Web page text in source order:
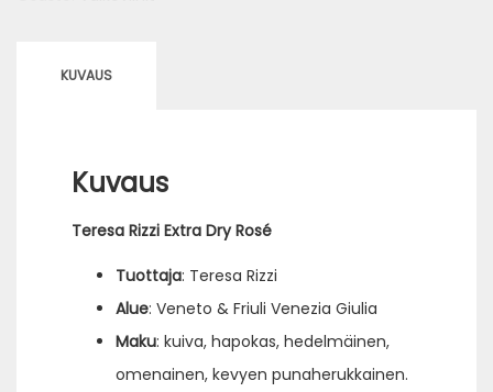
määräKUVAUS
Kuvaus
Teresa Rizzi Extra Dry Rosé
Tuottaja: Teresa Rizzi
Alue: Veneto & Friuli Venezia Giulia
Maku: kuiva, hapokas, hedelmäinen,
omenainen, kevyen punaherukkainen.